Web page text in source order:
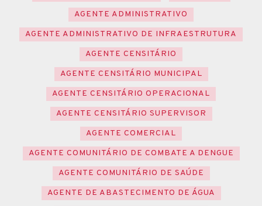
AGENTE ADMINISTRATIVO
AGENTE ADMINISTRATIVO DE INFRAESTRUTURA
AGENTE CENSITÁRIO
AGENTE CENSITÁRIO MUNICIPAL
AGENTE CENSITÁRIO OPERACIONAL
AGENTE CENSITÁRIO SUPERVISOR
AGENTE COMERCIAL
AGENTE COMUNITÁRIO DE COMBATE A DENGUE
AGENTE COMUNITÁRIO DE SAÚDE
AGENTE DE ABASTECIMENTO DE ÁGUA